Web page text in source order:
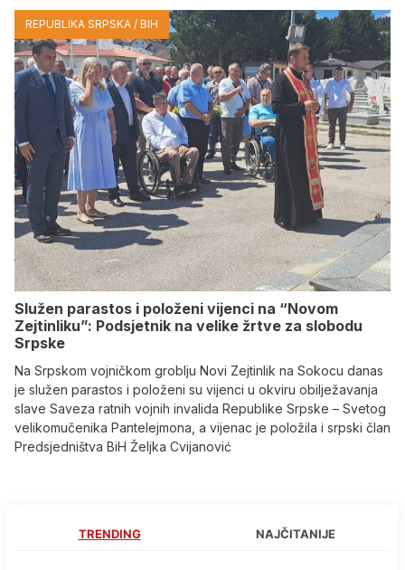
REPUBLIKA SRPSKA / BIH
Služen parastos i položeni vijenci na “Novom
Zejtinliku”: Podsjetnik na velike žrtve za slobodu
Srpske
Na Srpskom vojničkom groblju Novi Zejtinlik na Sokocu danas
je služen parastos i položeni su vijenci u okviru obilježavanja
slave Saveza ratnih vojnih invalida Republike Srpske – Svetog
velikomučenika Pantelejmona, a vijenac je položila i srpski član
Predsjedništva BiH Željka Cvijanović
TRENDING NAJČITANIJE